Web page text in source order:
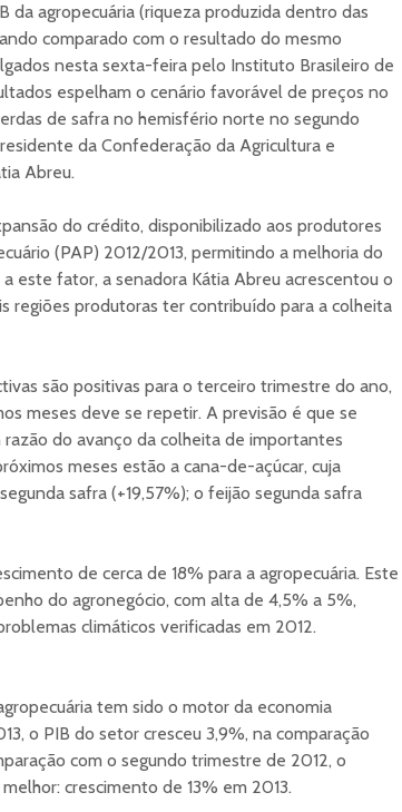
da agropecuária (riqueza produzida dentro das
comparado com o resultado do mesmo
nesta sexta-feira pelo Instituto Brasileiro de
espelham o cenário favorável de preços no
de safra no hemisfério norte no segundo
da Confederação da Agricultura e
Abreu.
do crédito, disponibilizado aos produtores
(PAP) 2012/2013, permitindo a melhoria do
este fator, a senadora Kátia Abreu acrescentou o
regiões produtoras ter contribuído para a colheita
são positivas para o terceiro trimestre do ano,
meses deve se repetir. A previsão é que se
do avanço da colheita de importantes
meses estão a cana-de-açúcar, cuja
safra (+19,57%); o feijão segunda safra
de cerca de 18% para a agropecuária. Este
do agronegócio, com alta de 4,5% a 5%,
climáticos verificadas em 2012.
tem sido o motor da economia
o PIB do setor cresceu 3,9%, na comparação
com o segundo trimestre de 2012, o
crescimento de 13% em 2013.